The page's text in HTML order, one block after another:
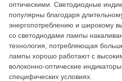
оптическими. Светодиодные
популярны благодаря
энергопотреблению и широкому
со светодиодами лампы
технология, потребляющая
лампы хорошо работают с
волоконно-оптические
специфических условиях.